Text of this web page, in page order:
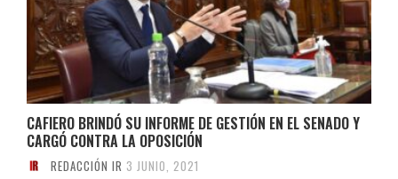
CAFIERO BRINDÓ SU INFORME DE GESTIÓN EN EL SENADO Y
CARGÓ CONTRA LA OPOSICIÓN
REDACCIÓN IR 3 JUNIO, 2021